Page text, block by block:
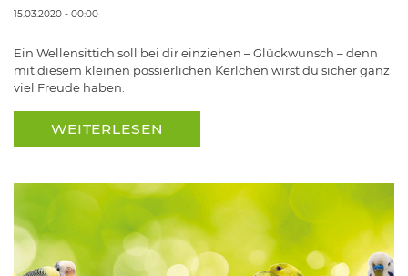
15.03.2020 - 00:00
Ein Wellensittich soll bei dir einziehen – Glückwunsch – denn
mit diesem kleinen possierlichen Kerlchen wirst du sicher ganz
viel Freude haben.
WEITERLESEN